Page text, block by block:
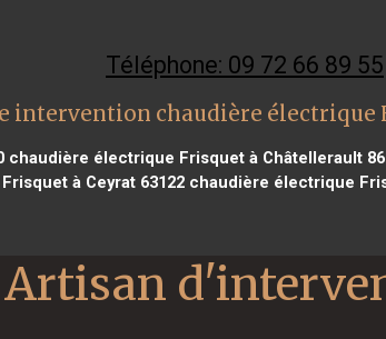
Téléphone: 09 72 66 89 55
intervention chaudière électrique
chaudière électrique Frisquet à Châtellerault
à Ceyrat 63122chaudière électrique
Artisan